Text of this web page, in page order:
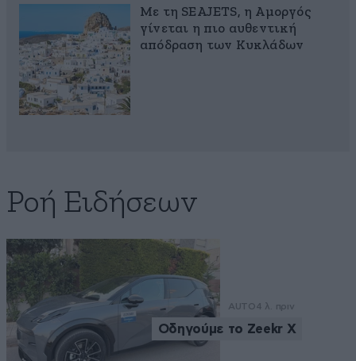
Με τη SEAJETS, η Αμοργός
γίνεται η πιο αυθεντική
απόδραση των Κυκλάδων
Ροή Ειδήσεων
AUTO4 λ. πριν
Οδηγούμε το Zeekr X